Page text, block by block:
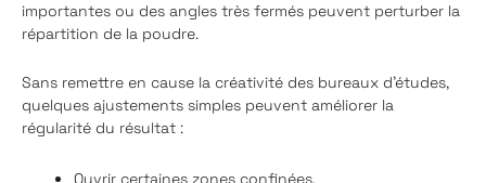
importantes ou des angles très fermés peuvent perturber la
répartition de la poudre.
Sans remettre en cause la créativité des bureaux d’études,
quelques ajustements simples peuvent améliorer la
régularité du résultat :
Ouvrir certaines zones confinées.